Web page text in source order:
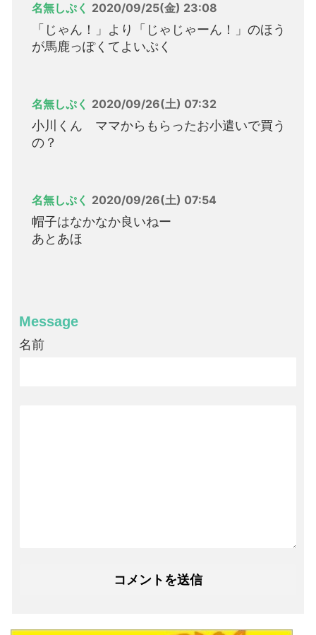
名無しぷく 2020/09/25(金) 23:08
「じゃん！」より「じゃじゃーん！」のほう
が馬鹿っぽくてよいぷく
名無しぷく 2020/09/26(土) 07:32
小川くん ママからもらったお小遣いで買う
の？
名無しぷく 2020/09/26(土) 07:54
帽子はなかなか良いねー
あとあほ
Message
名前